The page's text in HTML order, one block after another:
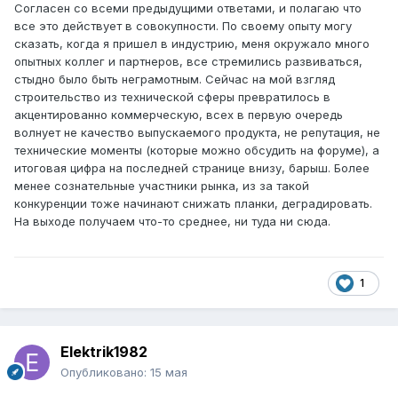
Согласен со всеми предыдущими ответами, и полагаю что
все это действует в совокупности. По своему опыту могу
сказать, когда я пришел в индустрию, меня окружало много
опытных коллег и партнеров, все стремились развиваться,
стыдно было быть неграмотным. Сейчас на мой взгляд
строительство из технической сферы превратилось в
акцентированно коммерческую, всех в первую очередь
волнует не качество выпускаемого продукта, не репутация, не
технические моменты (которые можно обсудить на форуме), а
итоговая цифра на последней странице внизу, барыш. Более
менее сознательные участники рынка, из за такой
конкуренции тоже начинают снижать планки, деградировать.
На выходе получаем что-то среднее, ни туда ни сюда.
1
Elektrik1982
Опубликовано: 15 мая